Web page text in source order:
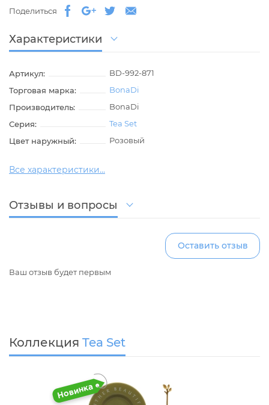
Поделиться
Характеристики
Артикул:
BD-992-871
Торговая марка:
BonaDi
Производитель:
BonaDi
Серия:
Tea Set
Цвет наружный:
Розовый
Все характеристики...
Отзывы и вопросы
Оставить отзыв
Ваш отзыв будет первым
Коллекция Tea Set